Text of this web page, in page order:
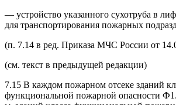
— устройство указанного сухотруба в
для транспортирования пожарных
(п. 7.14 в ред. Приказа МЧС России от
(см. текст в предыдущей редакции)
7.15 В каждом пожарном отсеке зданий
функциональной пожарной опасности